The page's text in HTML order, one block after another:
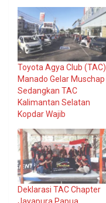
Toyota Agya Club (TAC)
Manado Gelar Muschap
Sedangkan TAC
Kalimantan Selatan
Kopdar Wajib
Deklarasi TAC Chapter